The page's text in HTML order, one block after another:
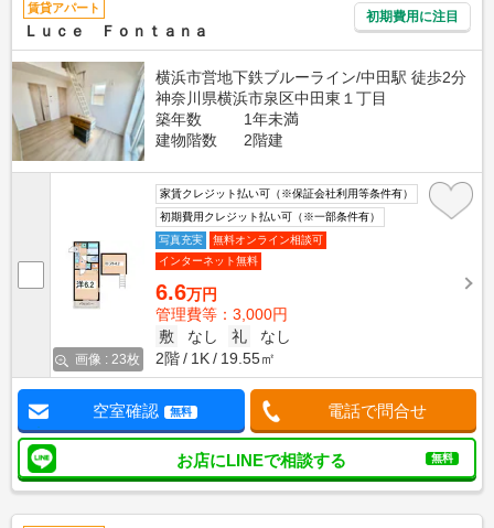
賃貸アパート
Ｌｕｃｅ Ｆｏｎｔａｎａ
初期費用に注目
横浜市営地下鉄ブルーライン/中田駅 徒歩2分
神奈川県横浜市泉区中田東１丁目
築年数
1年未満
建物階数
2階建
画像 : 23枚
家賃クレジット払い可（※保証会社利用等条件有）
初期費用クレジット払い可（※一部条件有）
写真充実
無料オンライン相談可
インターネット無料
6.6万円
管理費等：3,000円
敷
なし 礼
なし
2階
1K 19.55㎡
空室確認 無料 電話で問合せ
お店にLINEで相談する 無料